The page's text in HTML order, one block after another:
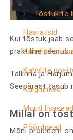
Tõstukite
Haaratsid
Kahvlite
Külgnihked
Muud
Pöördpead
Kui tõstuk jääb
praktiline teenus
Tallinna ja
Seepärast tasub
Millal on
Mõni probleem